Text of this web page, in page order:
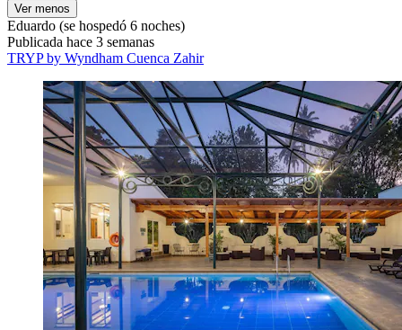
Ver menos
Eduardo (se hospedó 6 noches)
Publicada hace 3 semanas
TRYP by Wyndham Cuenca Zahir